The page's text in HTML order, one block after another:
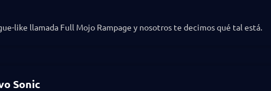
like llamada Full Mojo Rampage y nosotros te decimos qué tal está.
Sonic